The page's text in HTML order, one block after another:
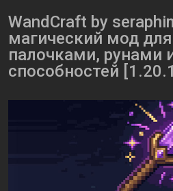
WandCraft by
магический мод
палочками, рунами
способностей